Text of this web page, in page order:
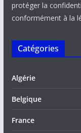
protéger la
conformément à la
Catégories
Algérie
Belgique
France